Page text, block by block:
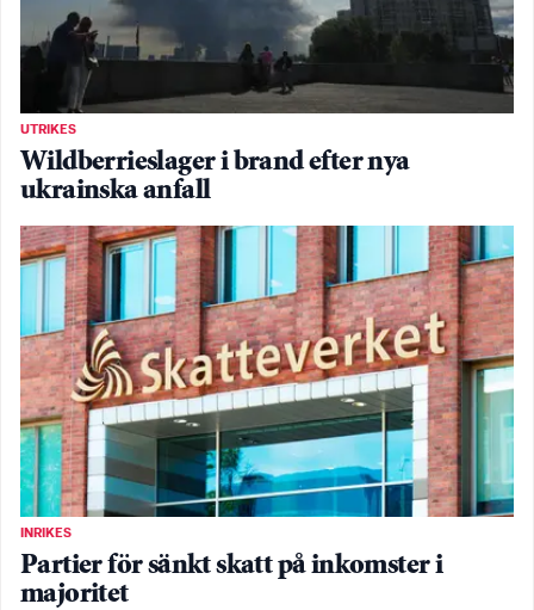
UTRIKES
Wildberrieslager i brand efter nya
ukrainska anfall
INRIKES
Partier för sänkt skatt på inkomster i
majoritet